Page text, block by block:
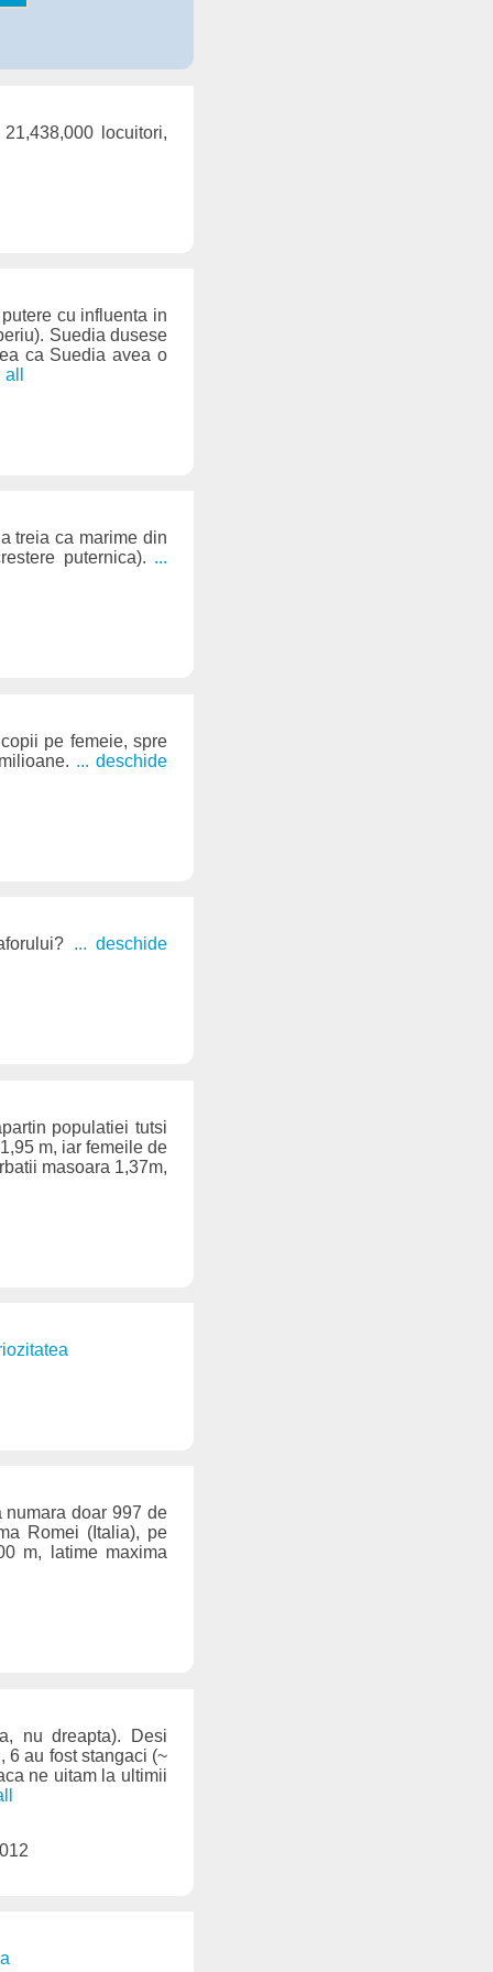
locuitori,
cu influenta in
Suedia dusese
ca Suedia avea o
treia ca marime din
puternica). ...
pe femeie, spre
... deschide
... deschide
populatiei tutsi
m, iar femeile de
masoara 1,37m,
numara doar 997 de
Romei (Italia), pe
m, latime maxima
nu dreapta). Desi
6 au fost stangaci (~
ne uitam la ultimii